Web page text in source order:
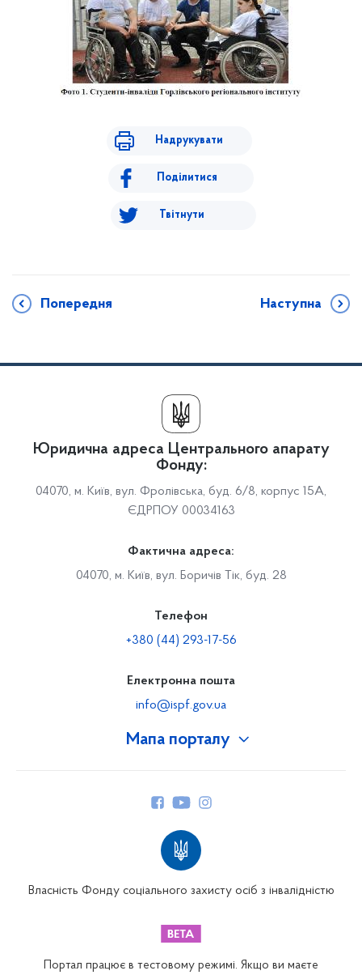
Надрукувати
Поділитися
Твітнути
Попередня Наступна
Мапа порталу
Юридична адреса Центрального апарату
Фонду:
04070, м. Київ, вул. Фролівська, буд. 6/8, корпус 15А,
ЄДРПОУ 00034163
Фактична адреса:
04070, м. Київ, вул. Боричів Тік, буд. 28
Телефон
+380 (44) 293-17-56
Електронна пошта
info@ispf.gov.ua
Власність Фонду соціального захисту осіб з інвалідністю
Портал працює в тестовому режимі. Якщо ви маєте